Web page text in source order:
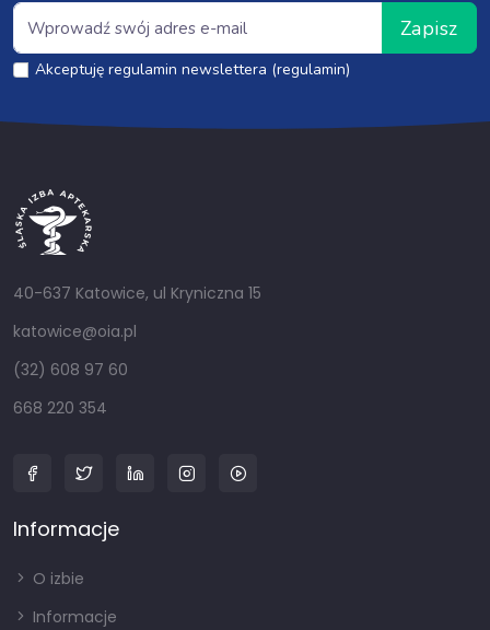
Zapisz
Akceptuję regulamin newslettera (regulamin)
40-637 Katowice, ul Kryniczna 15
katowice@oia.pl
(32) 608 97 60
668 220 354
Informacje
O izbie
Informacje